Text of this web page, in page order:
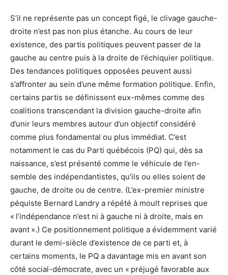
S’il ne représente pas un concept figé, le clivage gauche-
droite n’est pas non plus étanche. Au cours de leur
existence, des partis politiques peuvent passer de la
gauche au centre puis à la droite de l’échiquier politique.
Des tendances politiques opposées peuvent aussi
s’affronter au sein d’une même formation politique. Enfin,
certains partis se définissent eux-mêmes comme des
coalitions transcendant la division gauche-droite afin
d’unir leurs membres autour d’un objectif considéré
comme plus fondamental ou plus immédiat. C’est
notamment le cas du Parti québécois (PQ) qui, dès sa
naissance, s’est présenté comme le véhicule de l’en-
semble des indépendantistes, qu’ils ou elles soient de
gauche, de droite ou de centre. (L’ex-premier ministre
péquiste Bernard Landry a répété à moult reprises que
« l’indépendance n’est ni à gauche ni à droite, mais en
avant ».) Ce positionnement politique a évidemment varié
durant le demi-siècle d’existence de ce parti et, à
certains moments, le PQ a davantage mis en avant son
côté social-démocrate, avec un « préjugé favorable aux